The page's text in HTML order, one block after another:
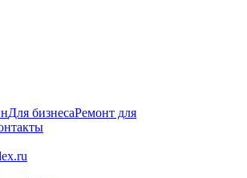
Для бизнесаРемонт для